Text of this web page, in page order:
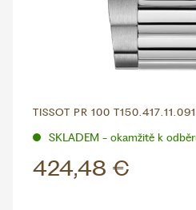
TISSOT PR 100
SKLADEM - okamžitě k
424,48 €